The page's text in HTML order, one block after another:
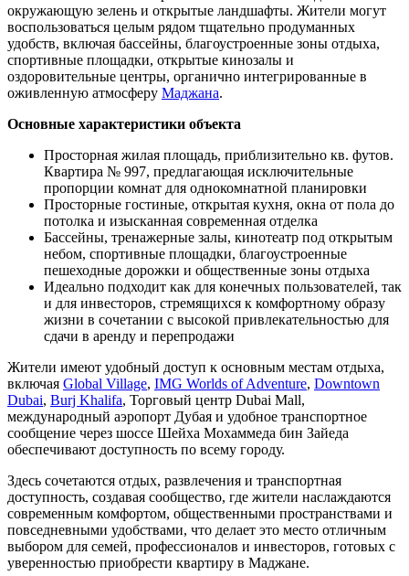
окружающую зелень и открытые ландшафты. Жители могут
воспользоваться целым рядом тщательно продуманных
удобств, включая бассейны, благоустроенные зоны отдыха,
спортивные площадки, открытые кинозалы и
оздоровительные центры, органично интегрированные в
оживленную атмосферу Маджана.
Основные характеристики объекта
Просторная жилая площадь, приблизительно кв. футов.
Квартира № 997, предлагающая исключительные
пропорции комнат для однокомнатной планировки
Просторные гостиные, открытая кухня, окна от пола до
потолка и изысканная современная отделка
Бассейны, тренажерные залы, кинотеатр под открытым
небом, спортивные площадки, благоустроенные
пешеходные дорожки и общественные зоны отдыха
Идеально подходит как для конечных пользователей, так
и для инвесторов, стремящихся к комфортному образу
жизни в сочетании с высокой привлекательностью для
сдачи в аренду и перепродажи
Жители имеют удобный доступ к основным местам отдыха,
включая Global Village, IMG Worlds of Adventure, Downtown
Dubai, Burj Khalifa, Торговый центр Dubai Mall,
международный аэропорт Дубая и удобное транспортное
сообщение через шоссе Шейха Мохаммеда бин Зайеда
обеспечивают доступность по всему городу.
Здесь сочетаются отдых, развлечения и транспортная
доступность, создавая сообщество, где жители наслаждаются
современным комфортом, общественными пространствами и
повседневными удобствами, что делает это место отличным
выбором для семей, профессионалов и инвесторов, готовых с
уверенностью приобрести квартиру в Маджане.